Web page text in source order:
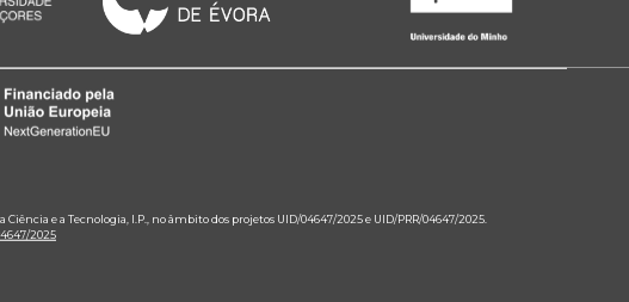
e a Tecnologia, I.P., no âmbito dos projetos UID/04647/2025 e UID/PRR/04647/2025.
2025